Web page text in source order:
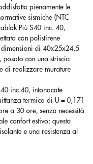
pienamente le
sismiche (NTC
Più S40 inc. 40,
con polistirene
di 40x25x24,5
con una striscia
di realizzare murature
inc.40, intonacate
termica di U = 0,171
a 30 ore, senza necessità
confort estivo; questa
e una resistenza al